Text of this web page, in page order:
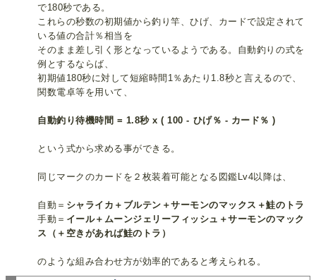
で180秒である。
これらの秒数の初期値から釣り竿、ひげ、カードで設定されて
いる値の合計％相当を
そのまま差し引く形となっているようである。自動釣りの式を
例とするならば、
初期値180秒に対して短縮時間1％あたり1.8秒と言えるので、
関数電卓等を用いて、
自動釣り待機時間 = 1.8秒 x ( 100 - ひげ％ - カード％ )
という式から求める事ができる。
同じマークのカードを２枚装着可能となる図鑑Lv4以降は、
自動＝ シャライカ＋ブルテン＋サーモンのマックス＋鮭のトラ
手動＝ イール＋ムーンジェリーフィッシュ＋サーモンのマック
ス（＋空きがあれば鮭のトラ）
のような組み合わせ方が効率的であると考えられる。